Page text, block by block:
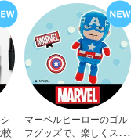
較
マーベルヒーローのゴル
フグッズで、楽しくスコ